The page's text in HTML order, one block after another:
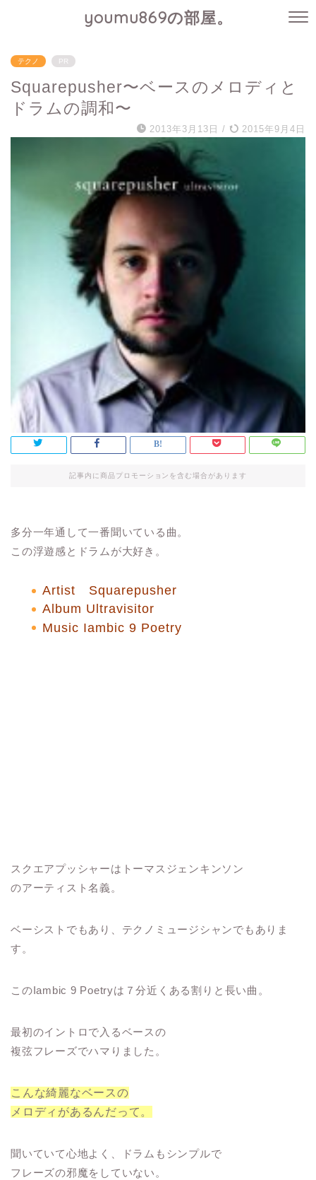
youmu869の部屋。
テクノ PR
Squarepusher〜ベースのメロディと
ドラムの調和〜
2013年3月13日 / 2015年9月4日
記事内に商品プロモーションを含む場合があります
多分一年通して一番聞いている曲。
この浮遊感とドラムが大好き。
Artist Squarepusher
Album Ultravisitor
Music Iambic 9 Poetry
スクエアプッシャーはトーマスジェンキンソン
のアーティスト名義。
ベーシストでもあり、テクノミュージシャンでもありま
す。
このIambic 9 Poetryは７分近くある割りと長い曲。
最初のイントロで入るベースの
複弦フレーズでハマりました。
こんな綺麗なベースの
メロディがあるんだって。
聞いていて心地よく、ドラムもシンプルで
フレーズの邪魔をしていない。